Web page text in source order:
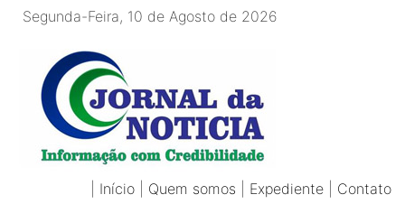
Segunda-Feira, 10 de Agosto de 2026
Início Quem somos Expediente Contato